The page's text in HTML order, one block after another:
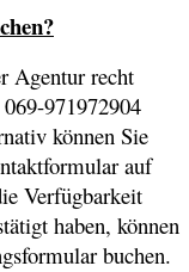
Agentur recht
971972904
können Sie
auf
Verfügbarkeit
haben, können
buchen.